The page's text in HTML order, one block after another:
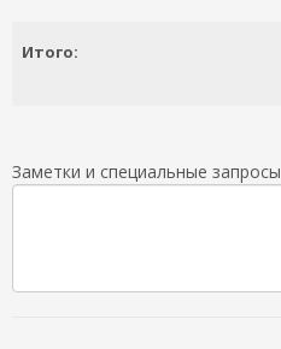
Итого:
Заметки и специальные запросы